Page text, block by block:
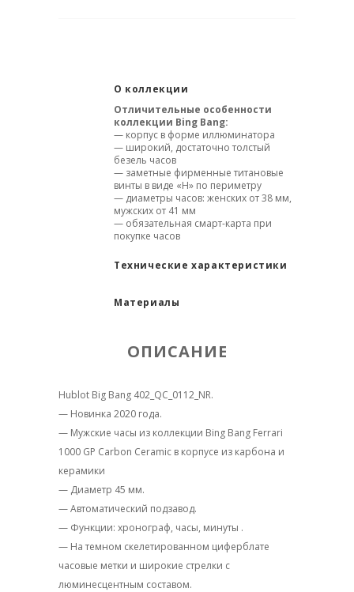
О коллекции
Отличительные особенности
коллекции Bing Bang:
— корпус в форме иллюминатора
— широкий, достаточно толстый
безель часов
— заметные фирменные титановые
винты в виде «Н» по периметру
— диаметры часов: женских от 38 мм,
мужских от 41 мм
— обязательная смарт-карта при
покупке часов
Технические характеристики
Материалы
ОПИСАНИЕ
Hublot Big Bang 402_QC_0112_NR.
— Новинка 2020 года.
— Мужские часы из коллекции Bing Bang Ferrari
1000 GP Carbon Ceramic в корпусе из карбона и
керамики
— Диаметр 45 мм.
— Автоматический подзавод.
— Функции: хронограф, часы, минуты .
— На темном скелетированном циферблате
часовые метки и широкие стрелки с
люминесцентным составом.